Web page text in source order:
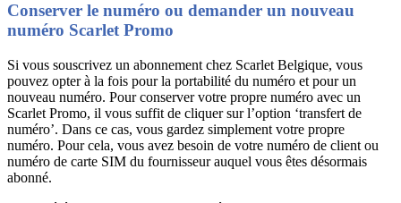
Conserver le numéro ou demander un nouveau
numéro Scarlet Promo
Si vous souscrivez un abonnement chez Scarlet Belgique, vous
pouvez opter à la fois pour la portabilité du numéro et pour un
nouveau numéro. Pour conserver votre propre numéro avec un
Scarlet Promo, il vous suffit de cliquer sur l’option ‘transfert de
numéro’. Dans ce cas, vous gardez simplement votre propre
numéro. Pour cela, vous avez besoin de votre numéro de client ou
numéro de carte SIM du fournisseur auquel vous êtes désormais
abonné.